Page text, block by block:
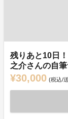
残りあと10日
之介さんの自
¥30,000 (税込/